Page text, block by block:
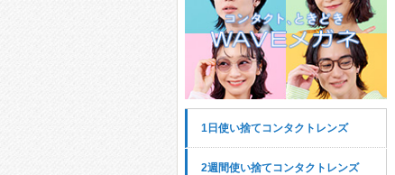
1日使い捨てコンタクトレンズ
2週間使い捨てコンタクトレンズ